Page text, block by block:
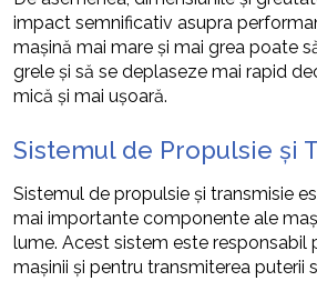
impact semnificativ asupra
mașină mai mare și mai grea poate
grele și să se deplaseze mai rapid
mică și mai ușoară.
Sistemul de Propulsie și
Sistemul de propulsie și transmisie
mai importante componente ale
lume. Acest sistem este responsabil
mașinii și pentru transmiterea puterii